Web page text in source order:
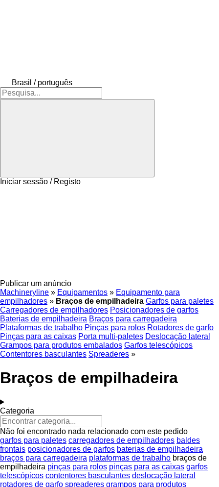
Brasil / português
Iniciar sessão / Registo
Publicar um anúncio
Machineryline » Equipamentos » Equipamento para
empilhadores » Braços de empilhadeira Garfos para paletes
Carregadores de empilhadores Posicionadores de garfos
Baterias de empilhadeira Braços para carregadeira
Plataformas de trabalho Pinças para rolos Rotadores de garfo
Pinças para as caixas Porta multi-paletes Deslocação lateral
Grampos para produtos embalados Garfos telescópicos
Contentores basculantes Spreaderes »
Braços de empilhadeira
Categoria
Não foi encontrado nada relacionado com este pedido
garfos para paletes carregadores de empilhadores baldes
frontais posicionadores de garfos baterias de empilhadeira
braços para carregadeira plataformas de trabalho braços de
empilhadeira pinças para rolos pinças para as caixas garfos
telescópicos contentores basculantes deslocação lateral
rotadores de garfo spreaderes grampos para produtos